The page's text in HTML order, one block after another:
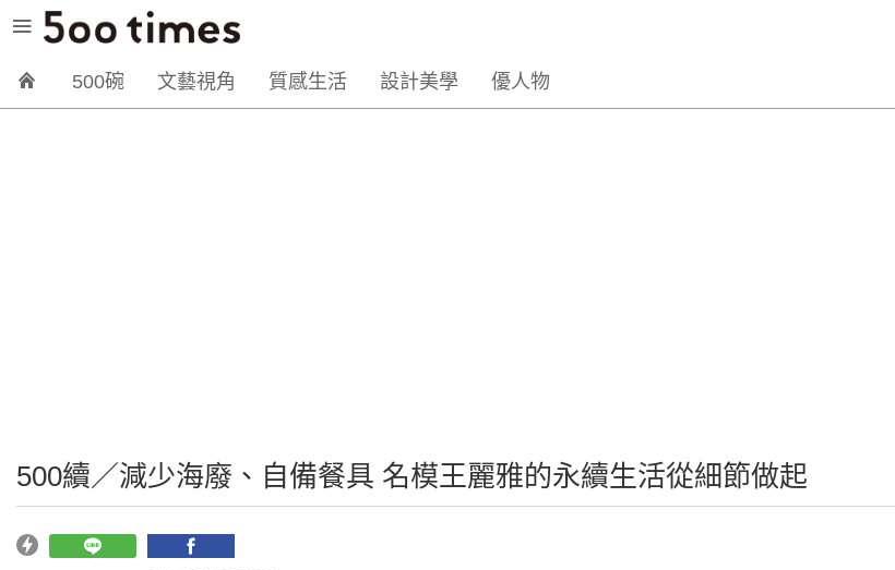
500碗 文藝視角 質感生活 設計美學 優人物
500續／減少海廢、自備餐具 名模王麗雅的永續生活從細節做起